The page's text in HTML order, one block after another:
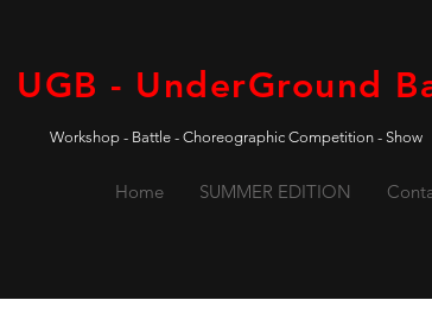
UGB - UnderGround
Workshop - Battle - Choreographic Competition - Show
Home SUMMER EDITION